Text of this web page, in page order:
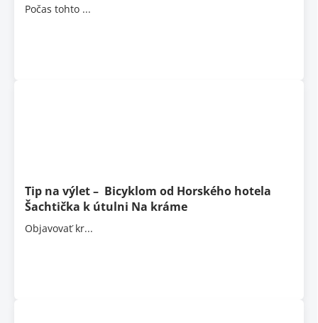
Počas tohto ...
Tip na výlet – Bicyklom od Horského hotela
Šachtička k útulni Na kráme
Objavovať kr...